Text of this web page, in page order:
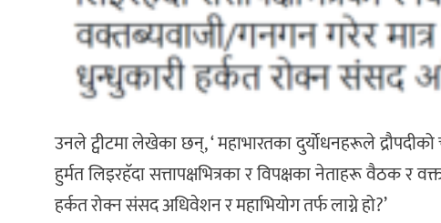
उनले ट्वीटमा लेखेका छन्, ‘ महाभारतका दुर्योधनहरूले
हुर्मत लिइरहॅदा सत्तापक्षभित्रका र विपक्षका नेताहरू वैठक र
हर्कत रोक्न संसद अधिवेशन र महाभियोग तर्फ लाग्ने हो?’